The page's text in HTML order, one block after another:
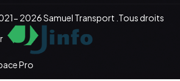
2026 Samuel Transport .Tous droits
Pro